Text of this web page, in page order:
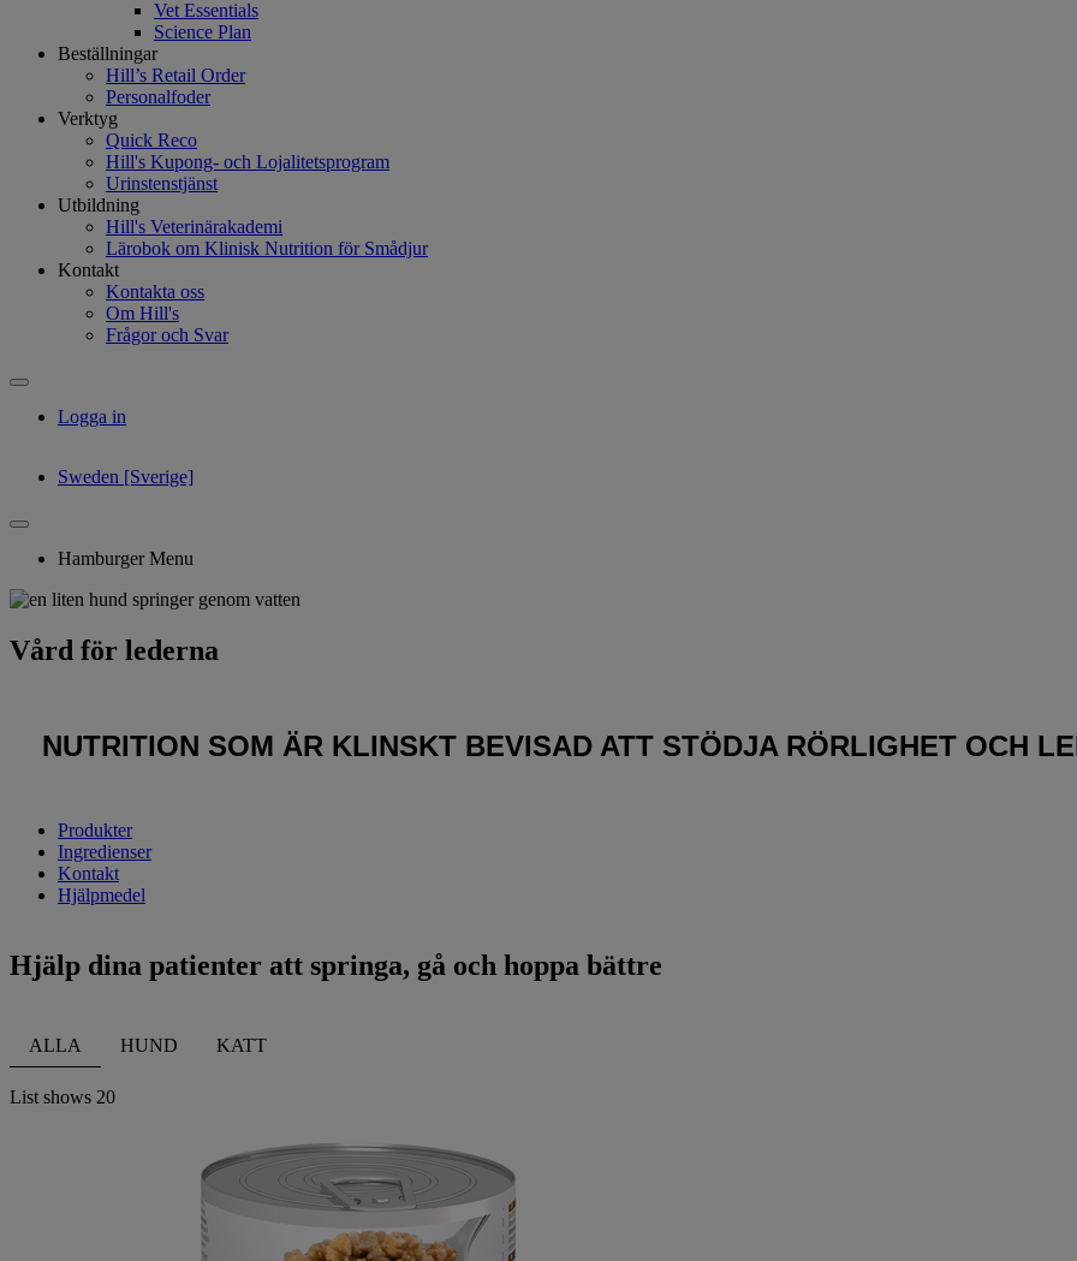
Vet Essentials
Science Plan
Beställningar
Hill’s Retail Order
Personalfoder
Verktyg
Quick Reco
Hill's Kupong- och Lojalitetsprogram
Urinstenstjänst
Utbildning
Hill's Veterinärakademi
Lärobok om Klinisk Nutrition för Smådjur
Kontakt
Kontakta oss
Om Hill's
Frågor och Svar
Logga in
Sweden [Sverige]
Hamburger Menu
Vård för lederna
NUTRITION SOM ÄR KLINSKT BEVISAD ATT STÖDJA RÖRLIGHET OCH
Produkter
Ingredienser
Kontakt
Hjälpmedel
Hjälp dina patienter att springa, gå och hoppa bättre
ALLA HUND KATT
List shows 20